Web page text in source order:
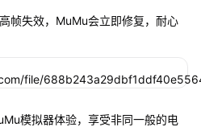
帧失效，MuMu会立即修复，耐心
模拟器体验，享受非同一般的电